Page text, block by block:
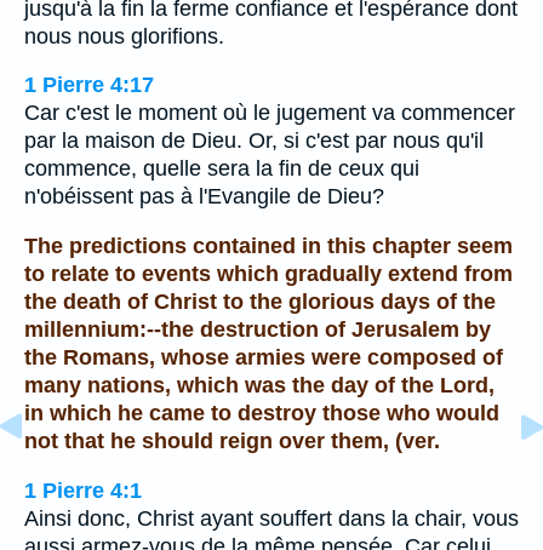
jusqu'à la fin la ferme confiance et l'espérance dont
nous nous glorifions.
1 Pierre 4:17
Car c'est le moment où le jugement va commencer
par la maison de Dieu. Or, si c'est par nous qu'il
commence, quelle sera la fin de ceux qui
n'obéissent pas à l'Evangile de Dieu?
The predictions contained in this chapter seem
to relate to events which gradually extend from
the death of Christ to the glorious days of the
millennium:--the destruction of Jerusalem by
the Romans, whose armies were composed of
many nations, which was the day of the Lord,
in which he came to destroy those who would
not that he should reign over them, (ver.
1 Pierre 4:1
Ainsi donc, Christ ayant souffert dans la chair, vous